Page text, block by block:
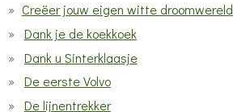
Creëer jouw eigen witte droomwereld
Dank je de koekkoek
Dank u Sinterklaasje
De eerste Volvo
De lijnentrekker